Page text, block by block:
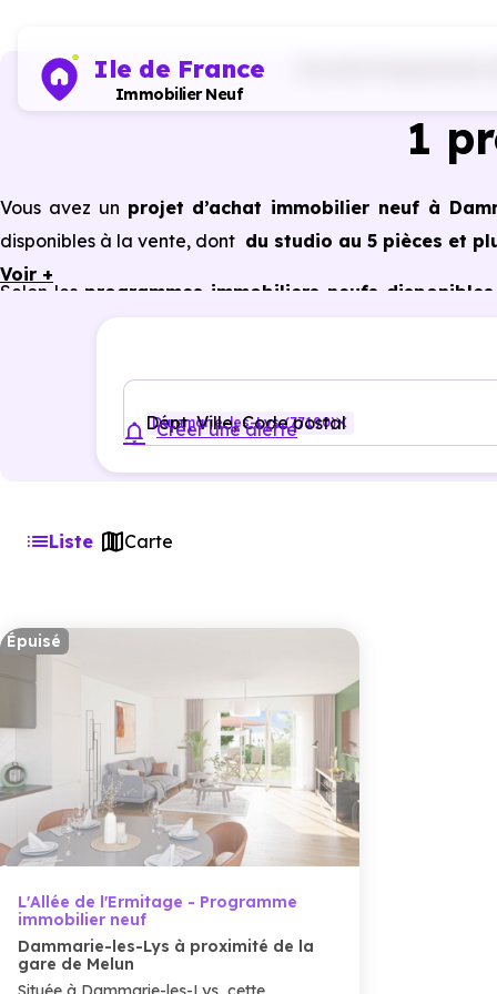
Ile de France
Immobilier Neuf
Programmes
1
Vous avez un projet d’achat immobilier neuf à
disponibles à la vente, dont du studio au 5 pièces et
Selon les programmes immobiliers neufs
Voir +
Dépt, Ville, Code postal
Dammarie-les-Lys (77190)
Créer une alerte
Liste Carte
Épuisé
L'Allée de l'Ermitage - Programme
immobilier neuf
Dammarie-les-Lys à proximité de la
gare de Melun